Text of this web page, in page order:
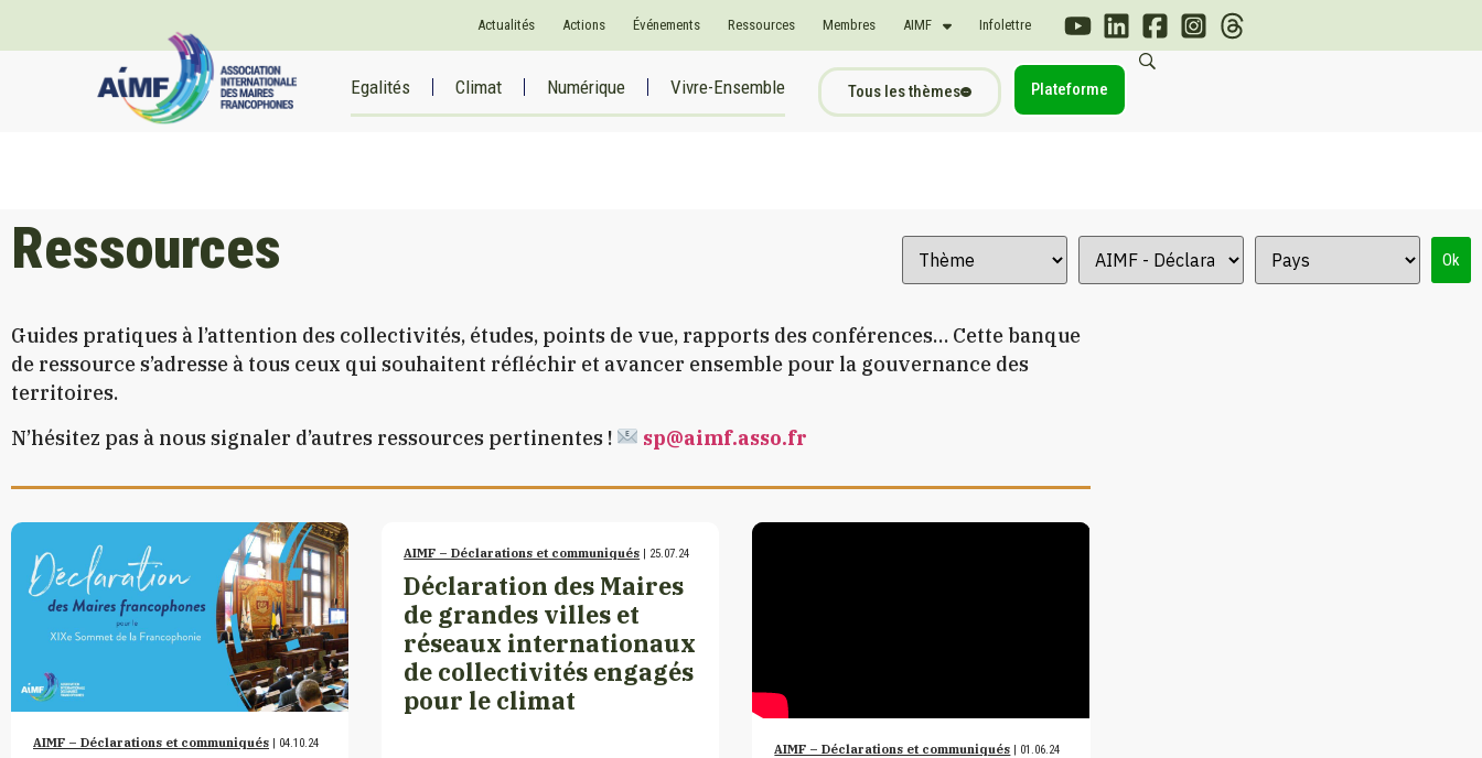
Actualités Actions Événements Ressources Membres AIMF Infolettre
Egalités Climat Numérique Vivre-Ensemble Tous les thèmes Plateforme
Ressources Ok
Guides pratiques à l’attention des collectivités, études, points de vue, rapports des conférences… Cette banque
de ressource s’adresse à tous ceux qui souhaitent réfléchir et avancer ensemble pour la gouvernance des
territoires.
N’hésitez pas à nous signaler d’autres ressources pertinentes !
sp@aimf.asso.fr
AIMF – Déclarations et communiqués | 04.10.24
AIMF – Déclarations et communiqués | 25.07.24
Déclaration des Maires
de grandes villes et
réseaux internationaux
de collectivités engagés
pour le climat
AIMF – Déclarations et communiqués | 01.06.24